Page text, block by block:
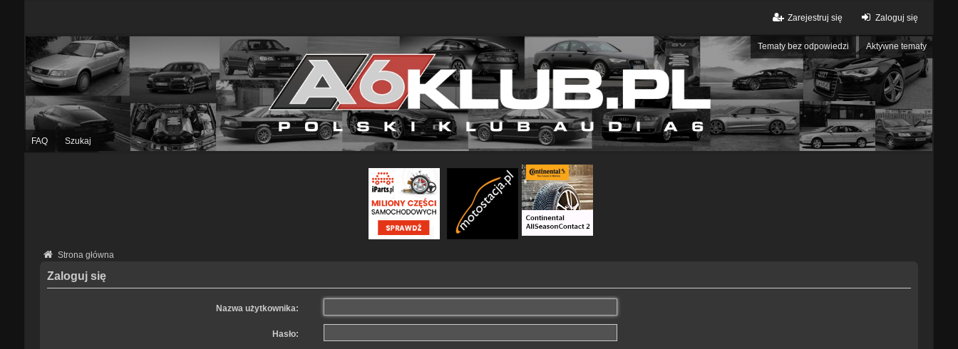
Zaloguj się
Zarejestruj się
Tematy bez odpowiedzi Aktywne tematy
FAQ Szukaj
Strona główna
Zaloguj się
Nazwa użytkownika:
Hasło: